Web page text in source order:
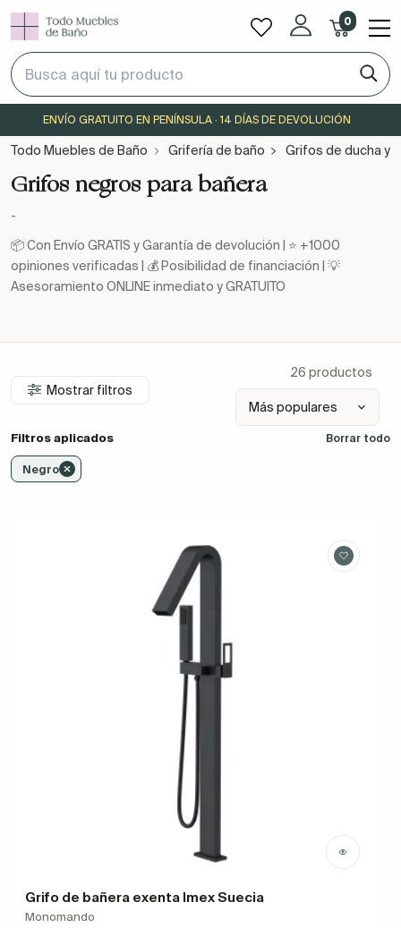
0
ENVÍO GRATUITO EN PENÍNSULA · 14 DÍAS DE DEVOLUCIÓN
Todo Muebles de Baño Grifería de baño Grifos de ducha y
Grifos negros para bañera
-
📦 Con Envío GRATIS y Garantía de devolución | ⭐ +1000
opiniones verificadas | 💰 Posibilidad de financiación | 💡
Asesoramiento ONLINE inmediato y GRATUITO
Mostrar filtros
26 productos
Filtros aplicados Borrar todo
Negro
Grifo de bañera exenta Imex Suecia
Monomando